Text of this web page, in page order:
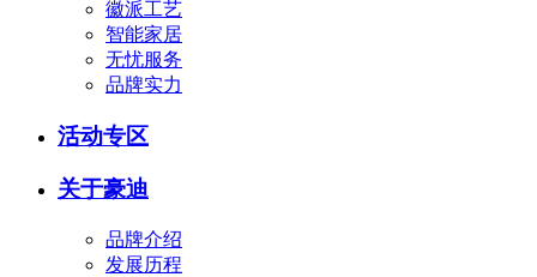
徽派工艺
智能家居
无忧服务
品牌实力
活动专区
关于豪迪
品牌介绍
发展历程